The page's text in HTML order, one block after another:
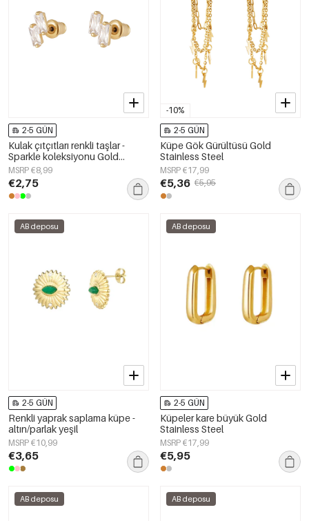
2-5 GÜN
Kulak çıtçıtları renkli taşlar -
Sparkle koleksiyonu Gold
Copper
MSRP €8,99
€2,75
-10%
2-5 GÜN
Küpe Gök Gürültüsü Gold
Stainless Steel
MSRP €17,99
€5,36 €5,95
AB deposu
2-5 GÜN
Renkli yaprak saplama küpe -
altın/parlak yeşil
MSRP €10,99
€3,65
AB deposu
2-5 GÜN
Küpeler kare büyük Gold
Stainless Steel
MSRP €17,99
€5,95
AB deposu AB deposu